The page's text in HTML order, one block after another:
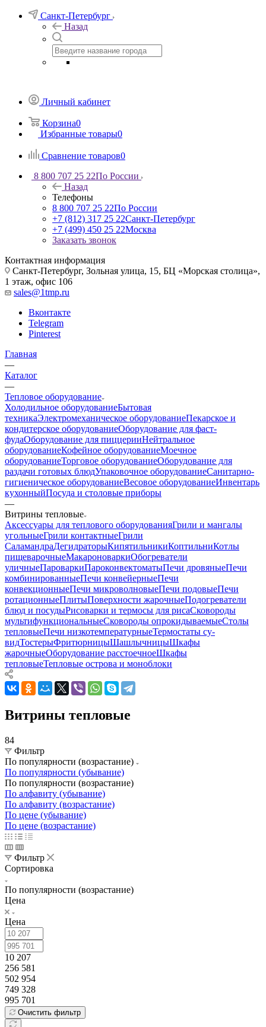
Санкт-Петербург
Назад
Личный кабинет
Корзина0
Избранные товары0
Сравнение товаров0
8 800 707 25 22По России
Назад
Телефоны
8 800 707 25 22По России
+7 (812) 317 25 22Санкт-Петербург
+7 (499) 450 25 22Москва
Заказать звонок
Контактная информация
Санкт-Петербург, Зольная улица, 15, БЦ «Морская столица»,
1 этаж, офис 106
sales@1tmp.ru
Вконтакте
Telegram
Pinterest
Главная
—
Каталог
—
Тепловое оборудование
Холодильное оборудованиеБытовая
техникаЭлектромеханическое оборудованиеПекарское и
кондитерское оборудованиеОборудование для фаст-
фудаОборудование для пиццерииНейтральное
оборудованиеКофейное оборудованиеМоечное
оборудованиеТорговое оборудованиеОборудование для
раздачи готовых блюдУпаковочное оборудованиеСанитарно-
гигиеническое оборудованиеВесовое оборудованиеИнвентарь
кухонныйПосуда и столовые приборы
—
Витрины тепловые
Аксессуары для теплового оборудованияГрили и мангалы
угольныеГрили контактныеГрили
СаламандраДегидраторыКипятильникиКоптильниКотлы
пищеварочныеМакароноваркиОбогреватели
уличныеПароваркиПароконвектоматыПечи дровяныеПечи
комбинированныеПечи конвейерныеПечи
конвекционныеПечи микроволновыеПечи подовыеПечи
ротационныеПлитыПоверхности жарочныеПодогреватели
блюд и посудыРисоварки и термосы для рисаСковороды
мультифункциональныеСковороды опрокидываемыеСтолы
тепловыеПечи низкотемпературныеТермостаты су-
видТостерыФритюрницыШашлычницыШкафы
жарочныеОборудование расстоечноеШкафы
тепловыеТепловые острова и моноблоки
Витрины тепловые
84
Фильтр
По популярности (возрастание)
По популярности (убывание)
По популярности (возрастание)
По алфавиту (убывание)
По алфавиту (возрастание)
По цене (убывание)
По цене (возрастание)
Фильтр
Сортировка
По популярности (возрастание)
Цена
Цена
10 207
256 581
502 954
749 328
995 701
Очистить фильтр